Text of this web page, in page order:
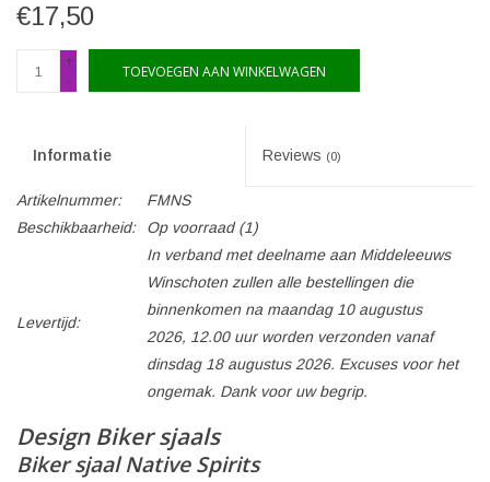
€17,50
+
-
TOEVOEGEN AAN WINKELWAGEN
Informatie Reviews (0)
Artikelnummer:
FMNS
Beschikbaarheid:
Op voorraad(1)
Levertijd:
In verband met deelname aan Middeleeuws
Winschoten zullen alle bestellingen die
binnenkomen na maandag 10 augustus
2026, 12.00 uur worden verzonden vanaf
dinsdag 18 augustus 2026. Excuses voor het
ongemak. Dank voor uw begrip.
Design Biker sjaals
Biker sjaal Native Spirits